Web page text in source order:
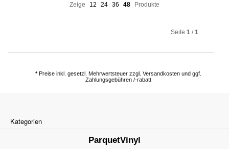
Zeige 12 24 36 48 Produkte
Seite1 /1
*Preise inkl. gesetzl. Mehrwertsteuer zzgl. Versandkosten und ggf.
Zahlungsgebühren /-rabatt
Kategorien
ParquetVinyl